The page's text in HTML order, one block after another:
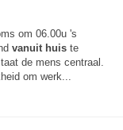
om 06.00u 's
vanuit huis te
de mens centraal.
om werk...